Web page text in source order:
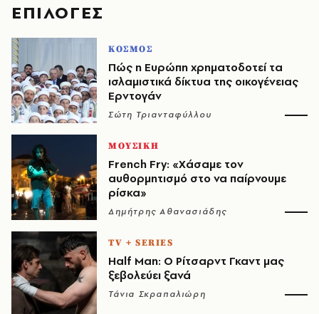
EΠΙΛΟΓΈΣ
ΚΟΣΜΟΣ
Πώς η Ευρώπη χρηματοδοτεί τα
ισλαμιστικά δίκτυα της οικογένειας
Ερντογάν
Σώτη Τριανταφύλλου
ΜΟΥΣΙΚΗ
French Fry: «Χάσαμε τον
αυθορμητισμό στο να παίρνουμε
ρίσκα»
Δημήτρης Αθανασιάδης
TV + SERIES
Half Man: Ο Ρίτσαρντ Γκαντ μας
ξεβολεύει ξανά
Τάνια Σκραπαλιώρη